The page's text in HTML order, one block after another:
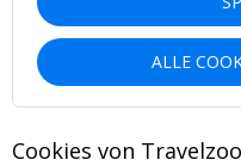
ALLE
Cookies von Travelzoo